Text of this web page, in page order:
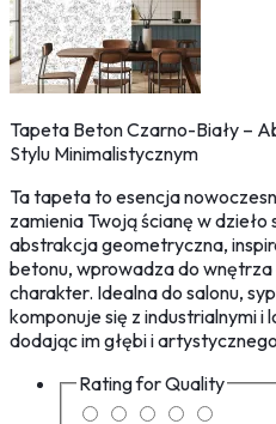
Tapeta Beton Czarno-Biały –
Stylu Minimalistycznym
Ta tapeta to esencja
zamienia Twoją ścianę w
abstrakcja geometryczna,
betonu, wprowadza do
charakter. Idealna do salonu,
komponuje się z industrialnymi i
dodając im głębi i
Rating forQuality